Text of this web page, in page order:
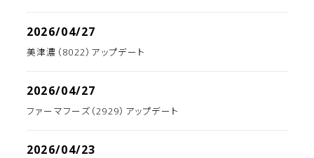
2026/04/27
美津濃（8022）アップデート
2026/04/27
ファーマフーズ（2929）アップデート
2026/04/23